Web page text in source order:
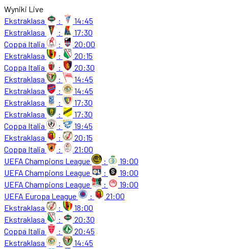
Wyniki Live
Ekstraklasa
:
14:45
Ekstraklasa
:
17:30
Coppa Italia
:
20:00
Ekstraklasa
:
20:15
Coppa Italia
:
20:30
Ekstraklasa
:
14:45
Ekstraklasa
:
14:45
Ekstraklasa
:
17:30
Ekstraklasa
:
17:30
Coppa Italia
:
19:45
Ekstraklasa
:
20:15
Coppa Italia
:
21:00
UEFA Champions League
:
19:00
UEFA Champions League
:
19:00
UEFA Champions League
:
19:00
UEFA Europa League
:
21:00
Ekstraklasa
:
18:00
Ekstraklasa
:
20:30
Coppa Italia
:
20:45
Ekstraklasa
:
14:45